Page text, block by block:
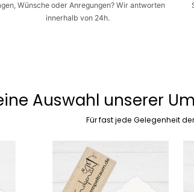
Wünsche oder Anregungen? Wir antworten
innerhalb von 24h.
Auswahl unserer
Für fast jede Gelegenheit